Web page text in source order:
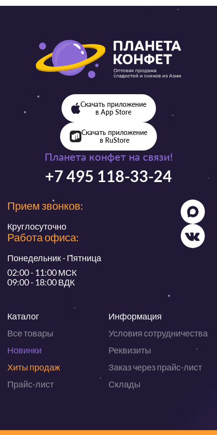
Планета конфет на связи!
+7 495 118-33-24
Прием звонков:
Круглосуточно
Работа офиса:
Понедельник - Пятница
02:00 - 11:00 МСК
09:00 - 18:00 ВДК
Каталог
Все товары
Новинки
Хиты продаж
Прайс-лист
Информация
Условия сотрудничества
Реквизиты
Заказ через прайс-лист
Склады
Скачать приложение
в App Store
Скачать приложение
в RuStore